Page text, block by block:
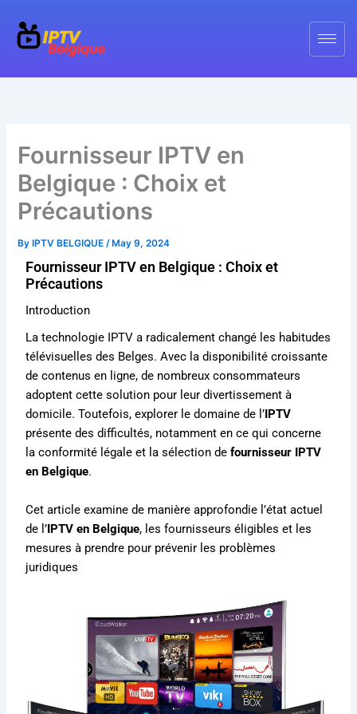
content
Fournisseur IPTV en
Belgique : Choix et
Précautions
By IPTV BELGIQUE/ May 9, 2024
Fournisseur IPTV en Belgique : Choix et
Précautions
Introduction
La technologie IPTV a radicalement changé les habitudes
télévisuelles des Belges. Avec la disponibilité croissante
de contenus en ligne, de nombreux consommateurs
adoptent cette solution pour leur divertissement à
domicile. Toutefois, explorer le domaine de l’ IPTV
présente des difficultés, notamment en ce qui concerne
la conformité légale et la sélection defournisseur IPTV
en Belgique.
Cet article examine de manière approfondie l’état actuel
de l’IPTV en Belgique, les fournisseurs éligibles et les
mesures à prendre pour prévenir les problèmes
juridiques